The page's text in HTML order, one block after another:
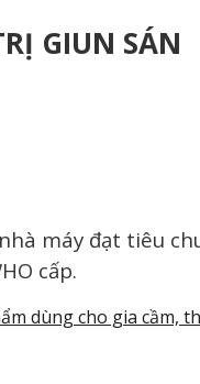
GIUN SÁN
nhà máy đạt tiêu
cấp.
dùng cho gia cầm,